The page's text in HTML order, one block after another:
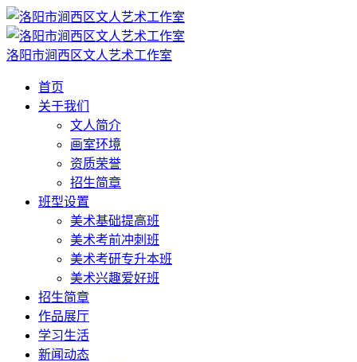
洛阳市涧西区文人艺术工作室
首页
关于我们
文人简介
画室环境
资质荣誉
招生简章
班型设置
美术基础提高班
美术考前冲刺班
美术考研专升本班
美术兴趣爱好班
招生简章
作品展厅
学习生活
新闻动态